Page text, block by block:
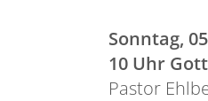
Sonntag,
10 Uhr
Pastor